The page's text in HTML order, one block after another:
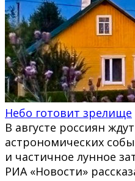
Небо готовит зрелище
В августе россиян
астрономических
и частичное лунное
РИА «Новости»